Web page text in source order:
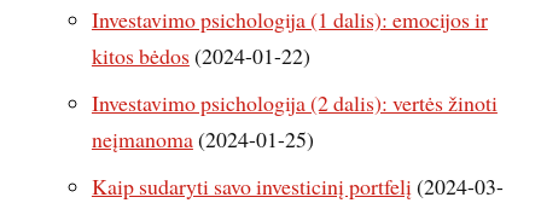
Investavimo psichologija (1 dalis): emocijos ir
kitos bėdos (2024-01-22)
Investavimo psichologija (2 dalis): vertės žinoti
neįmanoma(2024-01-25)
Kaip sudaryti savo investicinį portfelį(2024-03-